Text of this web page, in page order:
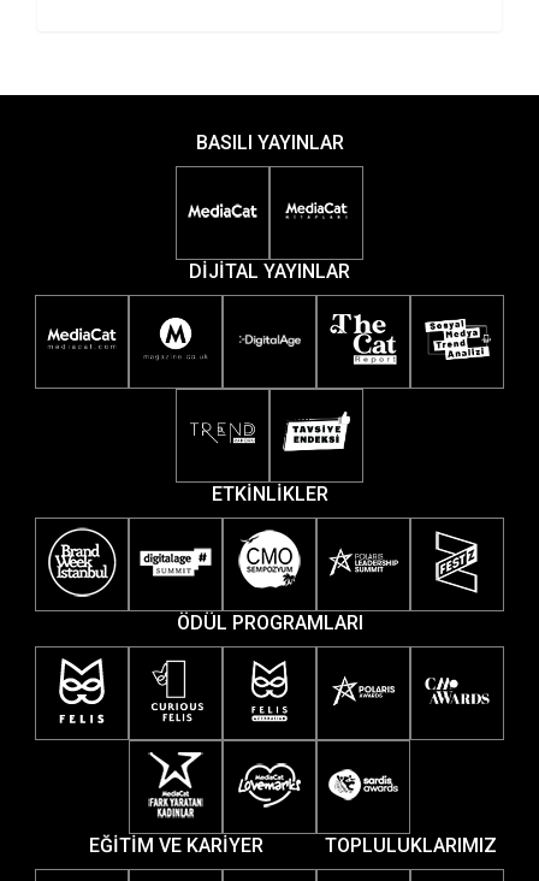
BASILI YAYINLAR
DİJİTAL YAYINLAR
ETKİNLİKLER
ÖDÜL PROGRAMLARI
EĞİTİM VE KARİYER TOPLULUKLARIMIZ